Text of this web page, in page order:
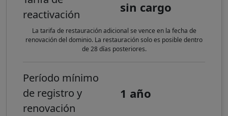
reactivación
sin cargo
La tarifa de restauración adicional se vence en la fecha de
renovación del dominio. La restauración solo es posible dentro
de 28 días posteriores.
Período mínimo
de registro y
renovación
1 año